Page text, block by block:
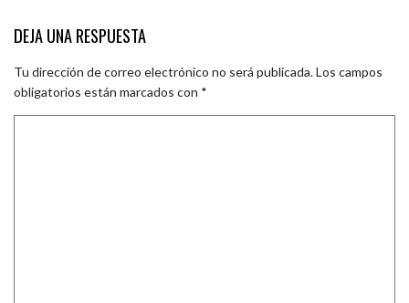
DEJA UNA RESPUESTA
Tu dirección de correo electrónico no será publicada.Los campos
obligatorios están marcados con *